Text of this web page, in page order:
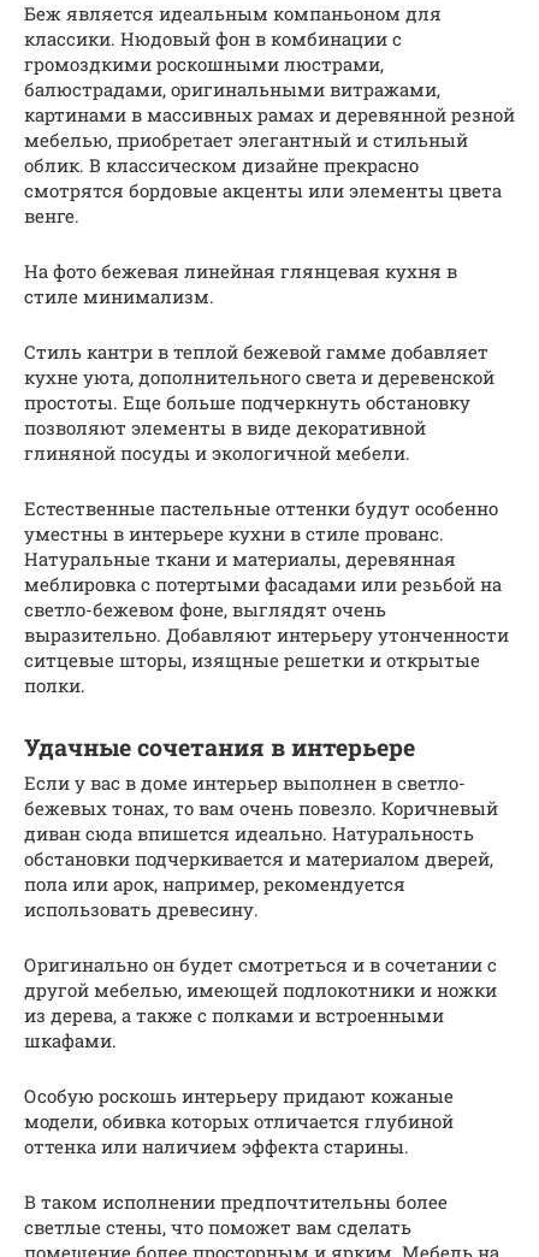
Беж является идеальным компаньоном для
классики. Нюдовый фон в комбинации с
громоздкими роскошными люстрами,
балюстрадами, оригинальными витражами,
картинами в массивных рамах и деревянной резной
мебелью, приобретает элегантный и стильный
облик. В классическом дизайне прекрасно
смотрятся бордовые акценты или элементы цвета
венге.
На фото бежевая линейная глянцевая кухня в
стиле минимализм.
Стиль кантри в теплой бежевой гамме добавляет
кухне уюта, дополнительного света и деревенской
простоты. Еще больше подчеркнуть обстановку
позволяют элементы в виде декоративной
глиняной посуды и экологичной мебели.
Естественные пастельные оттенки будут особенно
уместны в интерьере кухни в стиле прованс.
Натуральные ткани и материалы, деревянная
меблировка с потертыми фасадами или резьбой на
светло-бежевом фоне, выглядят очень
выразительно. Добавляют интерьеру утонченности
ситцевые шторы, изящные решетки и открытые
полки.
Удачные сочетания в интерьере
Если у вас в доме интерьер выполнен в светло-
бежевых тонах, то вам очень повезло. Коричневый
диван сюда впишется идеально. Натуральность
обстановки подчеркивается и материалом дверей,
пола или арок, например, рекомендуется
использовать древесину.
Оригинально он будет смотреться и в сочетании с
другой мебелью, имеющей подлокотники и ножки
из дерева, а также с полками и встроенными
шкафами.
Особую роскошь интерьеру придают кожаные
модели, обивка которых отличается глубиной
оттенка или наличием эффекта старины.
В таком исполнении предпочтительны более
светлые стены, что поможет вам сделать